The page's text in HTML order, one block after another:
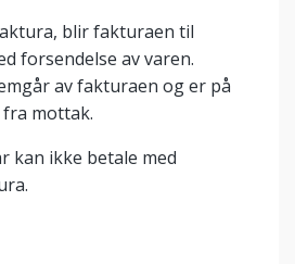
blir fakturaen til
forsendelse av varen.
av fakturaen og er på
mottak.
kan ikke betale med